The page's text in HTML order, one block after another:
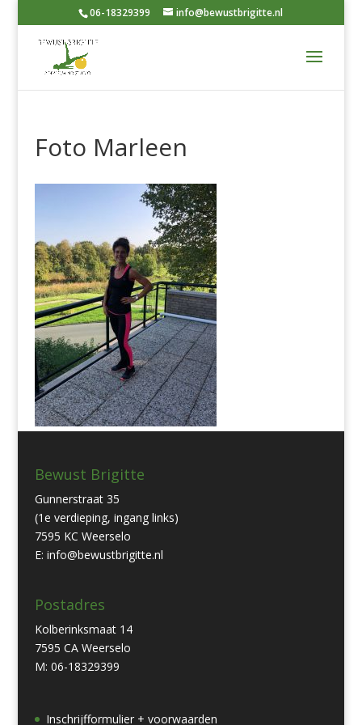
06-18329399 info@bewustbrigitte.nl
Foto Marleen
Bewust Brigitte
Gunnerstraat 35
(1e verdieping, ingang links)
7595 KC Weerselo
E: info@bewustbrigitte.nl
Postadres
Kolberinksmaat 14
7595 CA Weerselo
M: 06-18329399
Inschrijfformulier + voorwaarden